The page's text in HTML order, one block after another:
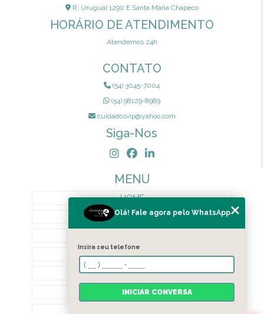
R: Uruguai 1290 E Santa Maria Chapeco
HORÁRIO DE ATENDIMENTO
Atendemos 24h
CONTATO
(54) 3045-7004
(54) 98129-8989
cuidadosvip@yahoo.com
Siga-Nos
MENU
HOME
QUEM SOMOS
TERMOS DE PRIVACIDADE
CONTATO
BLOG
Olá! Fale agora pelo WhatsApp
Insira seu telefone
INICIAR CONVERSA